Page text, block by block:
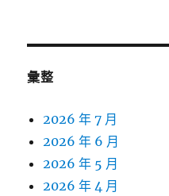
彙整
2026 年 7 月
2026 年 6 月
2026 年 5 月
2026 年 4 月